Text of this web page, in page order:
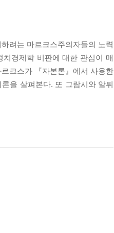
려는 마르크스주의자들의 노력
경제학 비판에 대한 관심이 매
크스가 『자본론』에서 사용한
을 살펴본다. 또 그람시와 알튀